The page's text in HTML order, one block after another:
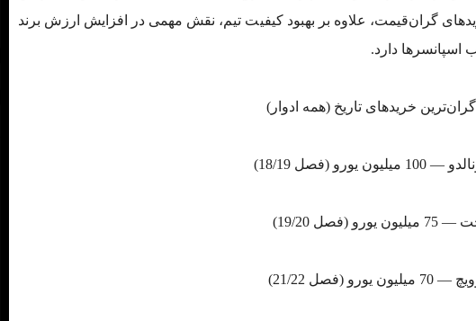
یوونتوس 0 - میلان 1 / هفته سی و هفتم سری آ
گران‌قیمت، علاوه بر بهبود کیفیت تیم، نقش مهمی در افزایش ارزش برند
اسپانسرها دارد.
خریدهای تاریخ (همه ادوار)
یورو (فصل 18/19)
(فصل 19/20)
(فصل 21/22)